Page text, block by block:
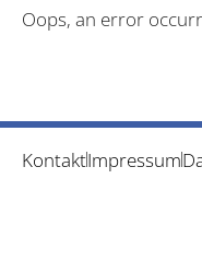
Oops, an error
KontaktImpressum